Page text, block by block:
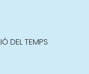
DEL TEMPS